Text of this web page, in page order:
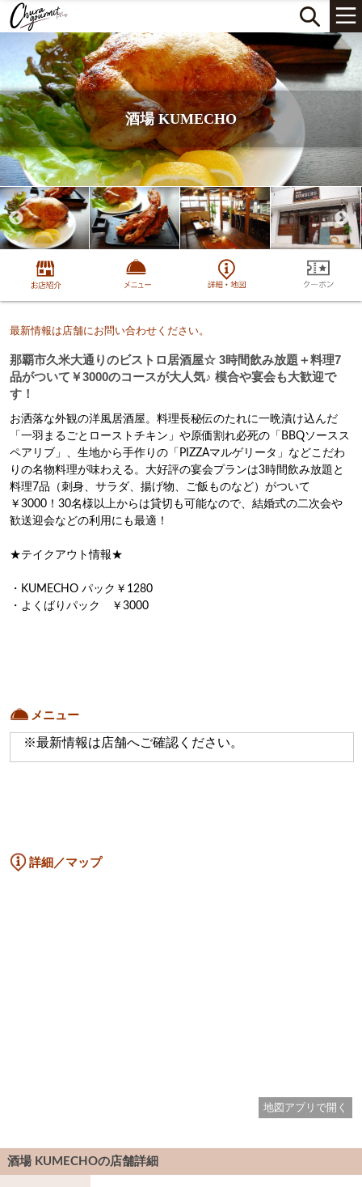
酒場 KUMECHO
最新情報は店舗にお問い合わせください。
那覇市久米大通りのビストロ居酒屋☆ 3時間飲み放題＋料理7
品がついて￥3000のコースが大人気♪ 模合や宴会も大歓迎で
す！
お洒落な外観の洋風居酒屋。料理長秘伝のたれに一晩漬け込んだ
「一羽まるごとローストチキン」や原価割れ必死の「BBQソースス
ペアリブ」、生地から手作りの「PIZZAマルゲリータ」などこだわ
りの名物料理が味わえる。大好評の宴会プランは3時間飲み放題と
料理7品（刺身、サラダ、揚げ物、ご飯ものなど）がついて
￥3000！30名様以上からは貸切も可能なので、結婚式の二次会や
歓送迎会などの利用にも最適！
★テイクアウト情報★
・KUMECHO パック￥1280
・よくばりパック　￥3000
メニュー
※最新情報は店舗へご確認ください。
詳細／マップ
地図アプリで開く
酒場 KUMECHOの店舗詳細